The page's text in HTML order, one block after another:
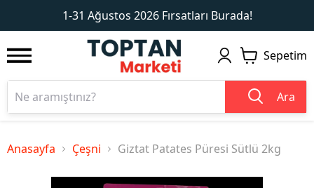
1-31 Ağustos 2026 Fırsatları Burada!
1 2
Sepetim
Ara
Anasayfa Çeşni Giztat Patates Püresi Sütlü 2kg